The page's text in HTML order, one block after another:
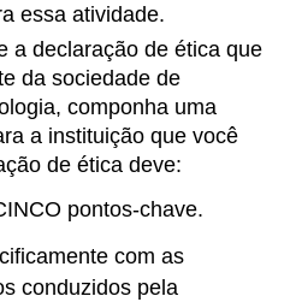
essa atividade.
a declaração de ética que
da sociedade de
componha uma
a instituição que você
de ética deve:
pontos-chave.
com as
conduzidos pela